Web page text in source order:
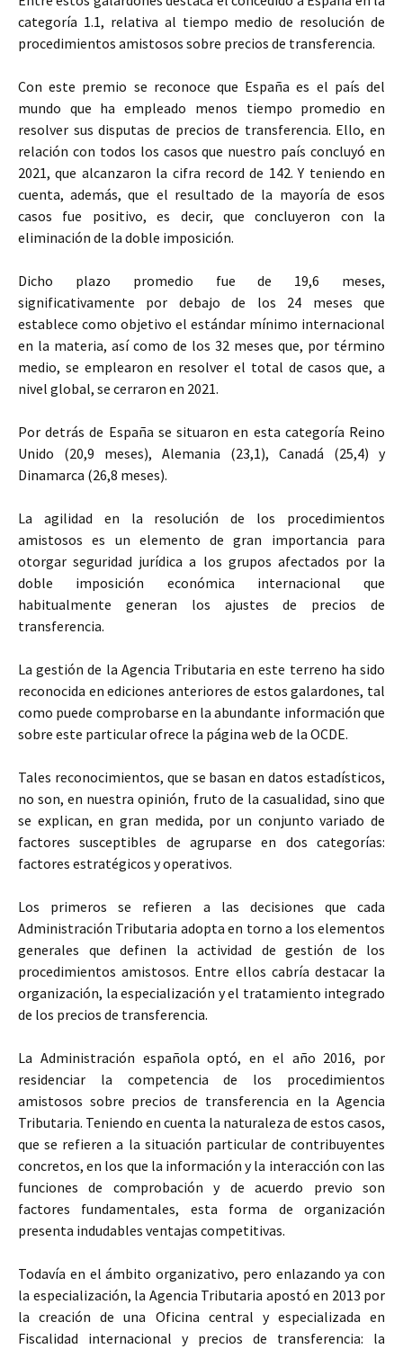
categoría 1.1, relativa al tiempo medio de resolución de
procedimientos amistosos sobre precios de transferencia.
Con este premio se reconoce que España es el país del
mundo que ha empleado menos tiempo promedio en
resolver sus disputas de precios de transferencia. Ello, en
relación con todos los casos que nuestro país concluyó en
2021, que alcanzaron la cifra record de 142. Y teniendo en
cuenta, además, que el resultado de la mayoría de esos
casos fue positivo, es decir, que concluyeron con la
eliminación de la doble imposición.
Dicho plazo promedio fue de 19,6 meses,
significativamente por debajo de los 24 meses que
establece como objetivo el estándar mínimo internacional
en la materia, así como de los 32 meses que, por término
medio, se emplearon en resolver el total de casos que, a
nivel global, se cerraron en 2021.
Por detrás de España se situaron en esta categoría Reino
Unido (20,9 meses), Alemania (23,1), Canadá (25,4) y
Dinamarca (26,8 meses).
La agilidad en la resolución de los procedimientos
amistosos es un elemento de gran importancia para
otorgar seguridad jurídica a los grupos afectados por la
doble imposición económica internacional que
habitualmente generan los ajustes de precios de
transferencia.
La gestión de la Agencia Tributaria en este terreno ha sido
reconocida en ediciones anteriores de estos galardones, tal
como puede comprobarse en la abundante información que
sobre este particular ofrece la página web de la OCDE.
Tales reconocimientos, que se basan en datos estadísticos,
no son, en nuestra opinión, fruto de la casualidad, sino que
se explican, en gran medida, por un conjunto variado de
factores susceptibles de agruparse en dos categorías:
factores estratégicos y operativos.
Los primeros se refieren a las decisiones que cada
Administración Tributaria adopta en torno a los elementos
generales que definen la actividad de gestión de los
procedimientos amistosos. Entre ellos cabría destacar la
organización, la especialización y el tratamiento integrado
de los precios de transferencia.
La Administración española optó, en el año 2016, por
residenciar la competencia de los procedimientos
amistosos sobre precios de transferencia en la Agencia
Tributaria. Teniendo en cuenta la naturaleza de estos casos,
que se refieren a la situación particular de contribuyentes
concretos, en los que la información y la interacción con las
funciones de comprobación y de acuerdo previo son
factores fundamentales, esta forma de organización
presenta indudables ventajas competitivas.
Todavía en el ámbito organizativo, pero enlazando ya con
la especialización, la Agencia Tributaria apostó en 2013 por
la creación de una Oficina central y especializada en
Fiscalidad internacional y precios de transferencia: la